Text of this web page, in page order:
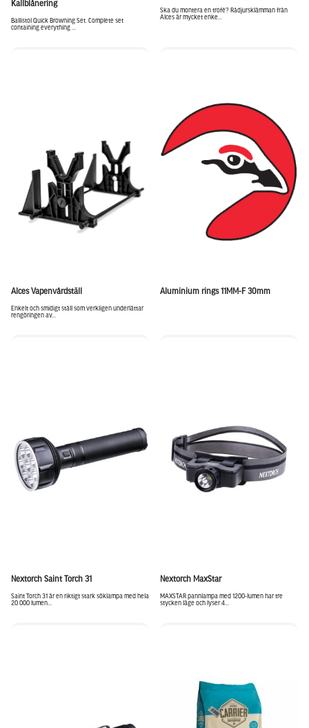
Kallblånering
Ballistol Quick Browning Set. Complete set
containing everything ...
Ska du montera en trofé? Rådjursklämman från
Alces är mycket enke...
Alces Vapenvårdställ
Enkelt och smidigt ställ som verkligen underlättar
rengöringen av...
Aluminium rings 11MM-F 30mm
Nextorch Saint Torch 31
Saint Torch 31 är en riktigt stark söklampa med hela
20 000 lumen...
Nextorch MaxStar
MAXSTAR pannlampa med 1200-lumen har tre
stycken läge och lyser 4...